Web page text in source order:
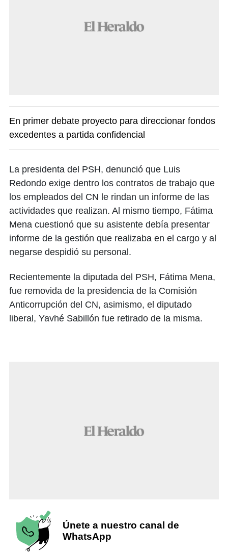
En primer debate proyecto para direccionar fondos
excedentes a partida confidencial
La presidenta del PSH, denunció que Luis
Redondo exige dentro los contratos de trabajo que
los empleados del CN le rindan un informe de las
actividades que realizan. Al mismo tiempo, Fátima
Mena cuestionó que su asistente debía presentar
informe de la gestión que realizaba en el cargo y al
negarse despidió su personal.
Recientemente la diputada del PSH, Fátima Mena,
fue removida de la presidencia de la Comisión
Anticorrupción del CN, asimismo, el diputado
liberal, Yavhé Sabillón fue retirado de la misma.
Únete a nuestro canal de
WhatsApp